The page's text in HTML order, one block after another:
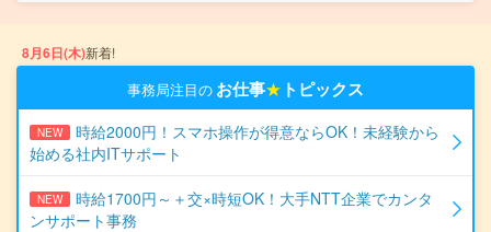
8月6日(木)新着!
事務局注目の お仕事★ トピックス
NEW
時給2000円！スマホ操作が得意ならOK！未経験から
始める社内ITサポート
NEW
時給1700円～＋交×時短OK！大手NTT企業でカンタ
ンサポート事務